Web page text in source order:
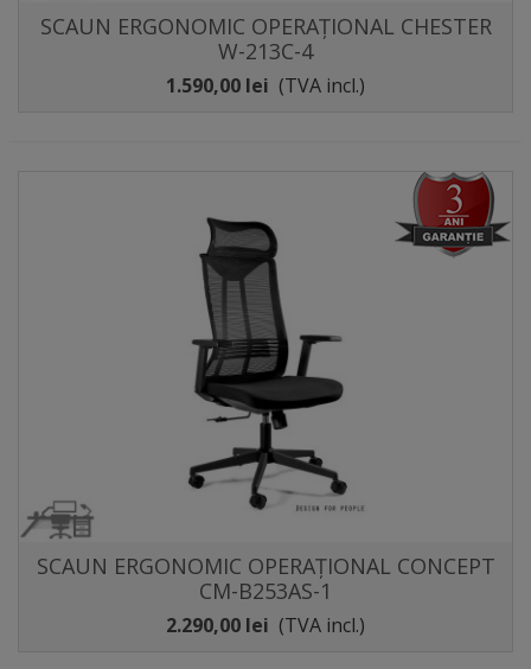
SCAUN ERGONOMIC OPERAȚIONAL CHESTER
W-213C-4
1.590,00 lei (TVA incl.)
SCAUN ERGONOMIC OPERAȚIONAL CONCEPT
CM-B253AS-1
2.290,00 lei (TVA incl.)